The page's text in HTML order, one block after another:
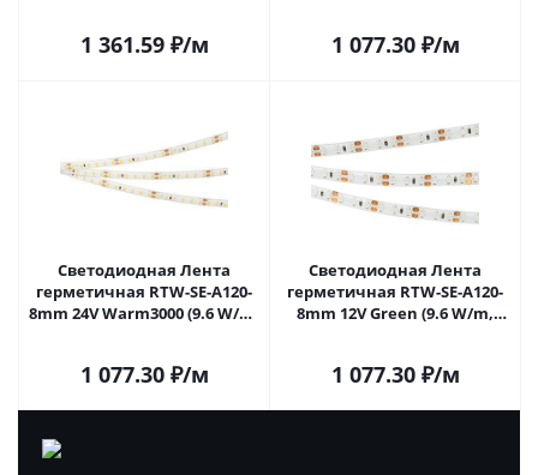
1 361.59₽/м 1 077.30₽/м
Светодиодная Лента
герметичная RTW-SE-A120-
8mm 24V Warm3000 (9.6 W/m,
1 077.30₽/м
Светодиодная Лента
герметичная RTW-SE-A120-
8mm 12V Green (9.6 W/m,
1 077.30₽/м